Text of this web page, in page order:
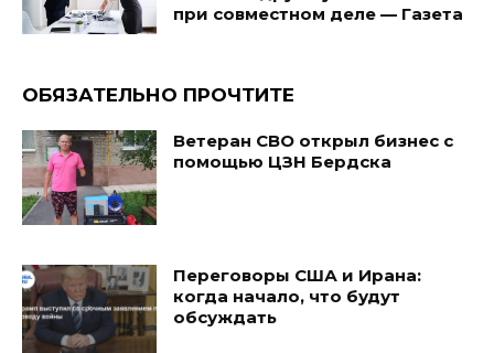
при совместном деле — Газета
ОБЯЗАТЕЛЬНО ПРОЧТИТЕ
Ветеран СВО открыл бизнес с
помощью ЦЗН Бердска
Переговоры США и Ирана:
когда начало, что будут
обсуждать